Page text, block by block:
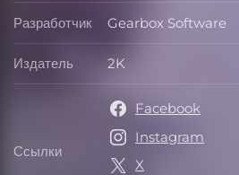
Разработчик Разработчик
Gearbox Software
Издатель Издатель
2K
Ссылки Ссылки
Facebook
Instagram
X